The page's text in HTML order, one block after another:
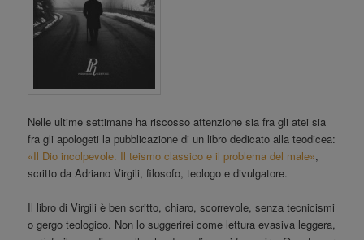
Nelle ultime settimane ha riscosso attenzione sia fra gli atei sia
fra gli apologeti la pubblicazione di un libro dedicato alla teodicea:
«Il Dio incolpevole. Il teismo classico e il problema del male»,
scritto da Adriano Virgili, filosofo, teologo e divulgatore.
Il libro di Virgili è ben scritto, chiaro, scorrevole, senza tecnicismi
o gergo teologico. Non lo suggerirei come lettura evasiva leggera,